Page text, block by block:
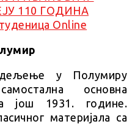
у Полумиру
основна
још 1931. године.
материјала са